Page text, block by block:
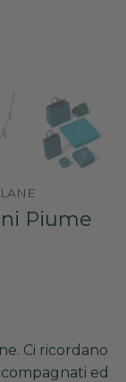
Piume
Ci ricordano
ed